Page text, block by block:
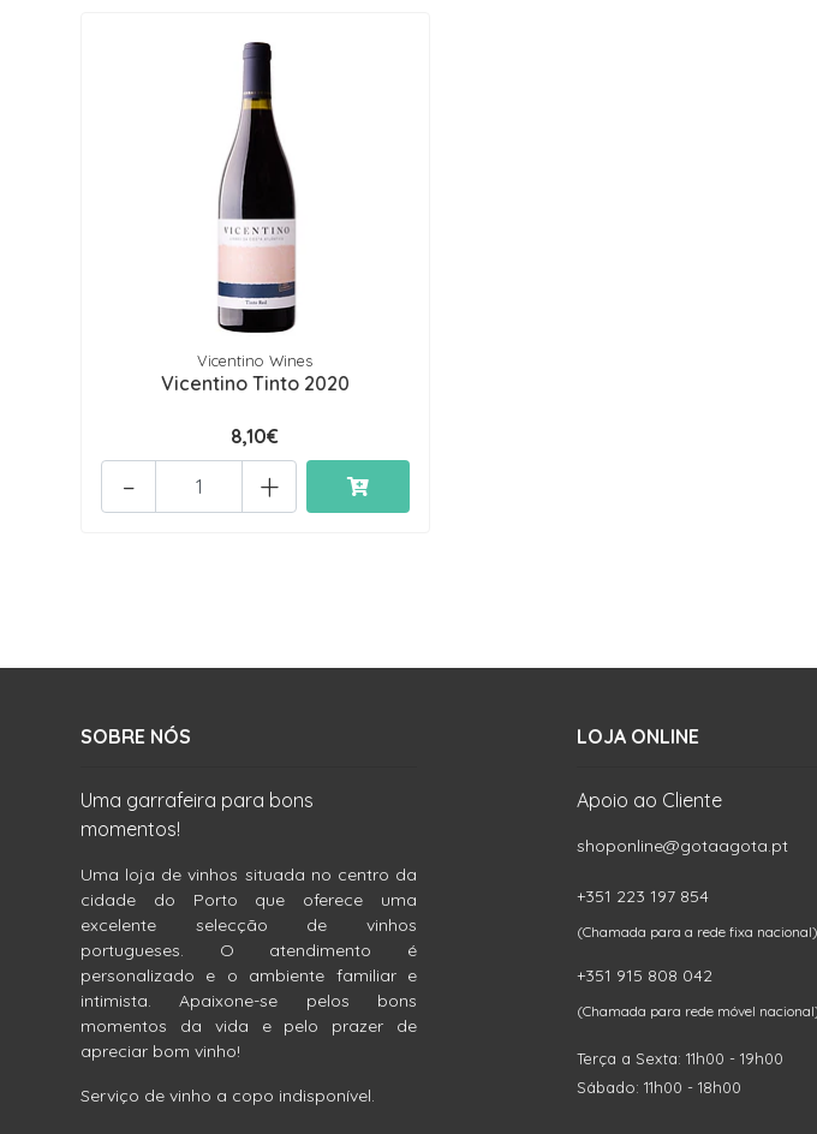
Vicentino Wines
Vicentino Tinto 2020
8,10€
+
-
SOBRE NÓS
Uma garrafeira para bons
momentos!
Uma loja de vinhos situada no centro da
cidade do Porto que oferece uma
excelente selecção de vinhos
portugueses. O atendimento é
personalizado e o ambiente familiar e
intimista. Apaixone-se pelos bons
momentos da vida e pelo prazer de
apreciar bom vinho!
Serviço de vinho a copo indisponível.
LOJA ONLINE
Apoio ao Cliente
shoponline@gotaagota.pt
+351 223 197 854
(Chamada para a rede fixa nacional)
+351 915 808 042
(Chamada para rede móvel
Terça a Sexta: 11h00 - 19h00
Sábado: 11h00 - 18h00